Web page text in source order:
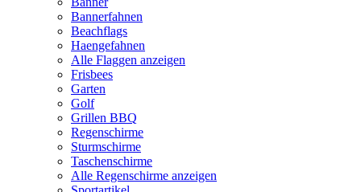
Bannerfahnen
Beachflags
Haengefahnen
Alle Flaggen anzeigen
Frisbees
Garten
Golf
Grillen BBQ
Regenschirme
Sturmschirme
Taschenschirme
Alle Regenschirme anzeigen